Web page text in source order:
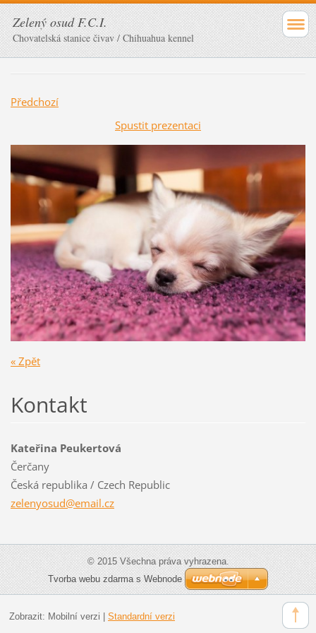
Zelený osud F.C.I.
Chovatelská stanice čivav / Chihuahua kennel
Předchozí
Spustit prezentaci
« Zpět
Kontakt
Kateřina Peukertová
Čerčany
Česká republika / Czech Republic
zelenyosud@email.cz
© 2015 Všechna práva vyhrazena.
Tvorba webu zdarma s Webnode
Zobrazit: Mobilní verzi | Standardní verzi